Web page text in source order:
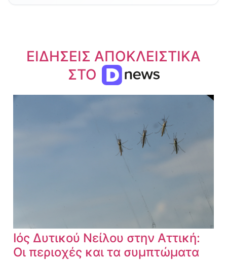
ΕΙΔΗΣΕΙΣ ΑΠΟΚΛΕΙΣΤΙΚΑ
ΣΤΟ
Ιός Δυτικού Νείλου στην Αττική:
Οι περιοχές και τα συμπτώματα